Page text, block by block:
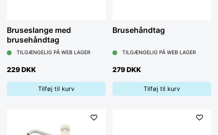
Bruseslange med
brusehåndtag
TILGÆNGELIG PÅ WEB LAGER
229 DKK
Tilføj til kurv
Brusehåndtag
TILGÆNGELIG PÅ WEB LAGER
279 DKK
Tilføj til kurv